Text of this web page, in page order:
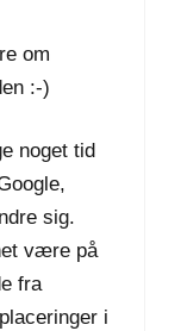
om
:-)
noget tid
sig.
være på
fra
i